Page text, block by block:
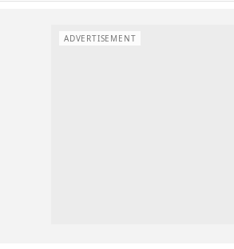
ADVERTISEMENT